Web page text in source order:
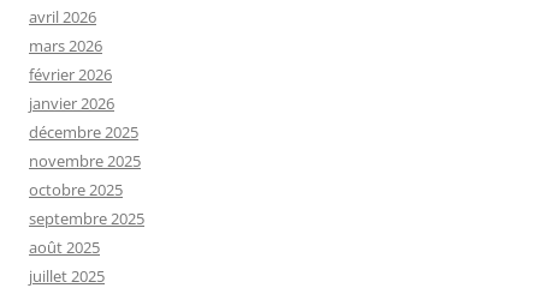
avril 2026
mars 2026
février 2026
janvier 2026
décembre 2025
novembre 2025
octobre 2025
septembre 2025
août 2025
juillet 2025